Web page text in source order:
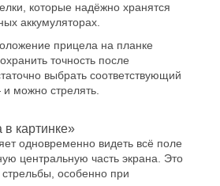
которые надёжно хранятся
аккумуляторах.
прицела на планке
точность после
выбрать соответствующий
можно стрелять.
картинке»
одновременно видеть всё поле
центральную часть экрана. Это
особенно при